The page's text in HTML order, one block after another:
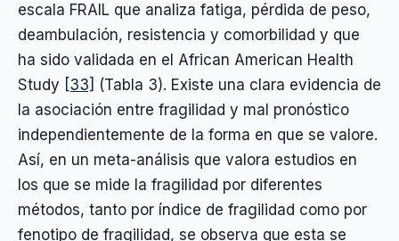
escala FRAIL que analiza fatiga, pérdida de peso,
deambulación, resistencia y comorbilidad y que
ha sido validada en el African American Health
Study [33] (Tabla 3). Existe una clara evidencia de
la asociación entre fragilidad y mal pronóstico
independientemente de la forma en que se valore.
Así, en un meta-análisis que valora estudios en
los que se mide la fragilidad por diferentes
métodos, tanto por índice de fragilidad como por
fenotipo de fragilidad, se observa que esta se